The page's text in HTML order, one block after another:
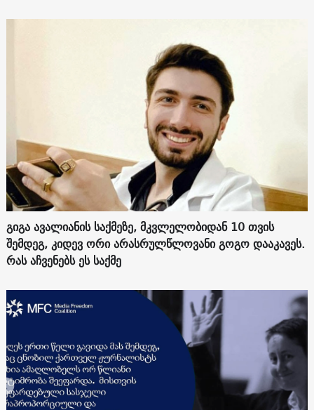
გიგა ავალიანის საქმეზე, მკვლელობიდან 10 თვის
შემდეგ, კიდევ ორი არასრულწლოვანი გოგო დააკავეს.
რას აჩვენებს ეს საქმე